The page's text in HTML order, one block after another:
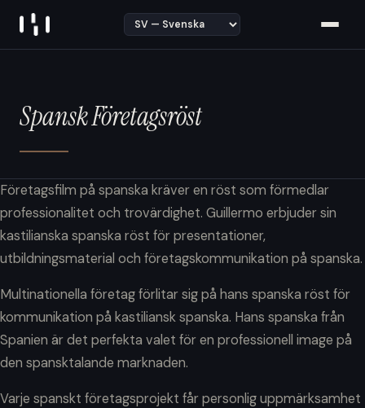
Skip to content
Spansk Företagsröst
Företagsfilm på spanska kräver en röst som förmedlar
professionalitet och trovärdighet. Guillermo erbjuder sin
kastilianska spanska röst för presentationer,
utbildningsmaterial och företagskommunikation på spanska.
Multinationella företag förlitar sig på hans spanska röst för
kommunikation på kastiliansk spanska. Hans spanska från
Spanien är det perfekta valet för en professionell image på
den spansktalande marknaden.
Varje spanskt företagsprojekt får personlig uppmärksamhet